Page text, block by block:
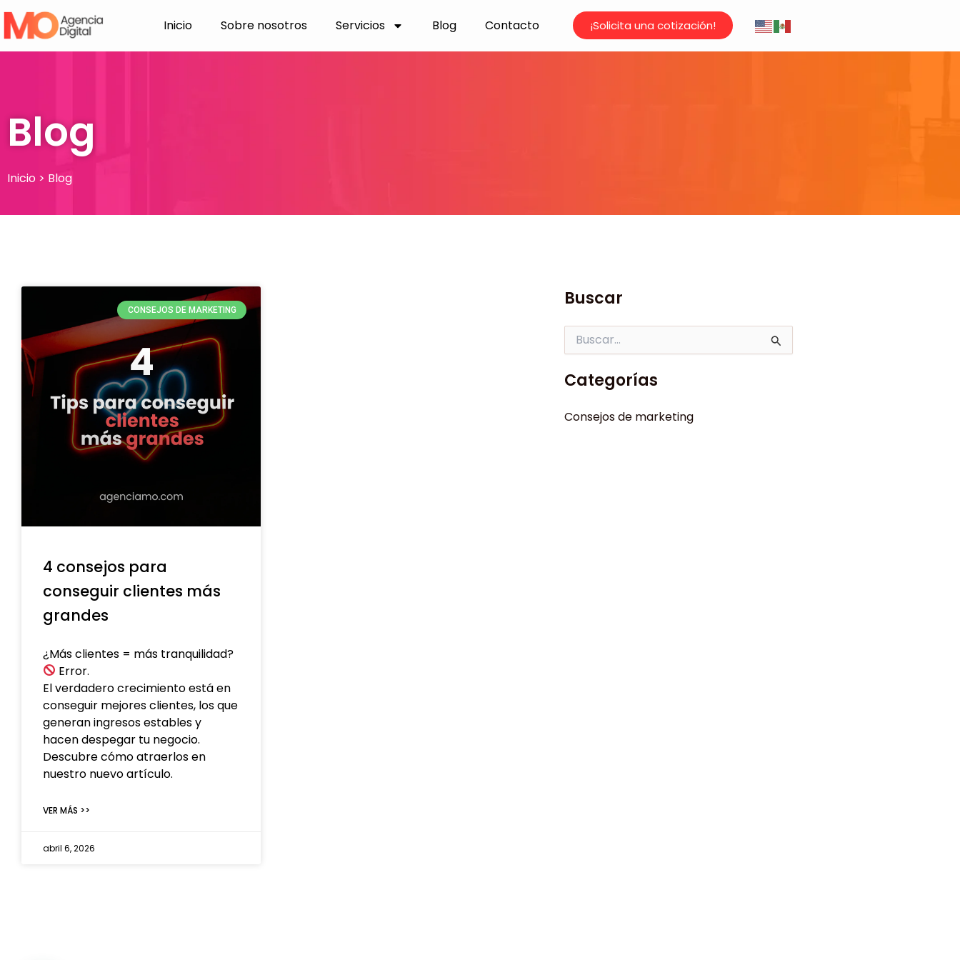
Ir
Inicio Sobre nosotros Servicios Blog Contacto ¡Solicita una cotización!
Blog
Inicio > Blog
CONSEJOS DE MARKETING
4 consejos para
conseguir clientes más
grandes
¿Más clientes = más tranquilidad?
Error.
El verdadero crecimiento está en
conseguir mejores clientes, los que
generan ingresos estables y
hacen despegar tu negocio.
Descubre cómo atraerlos en
nuestro nuevo artículo.
VER MÁS >>
abril 6, 2026
Buscar
Buscar
por:
Categorías
Consejos de marketing